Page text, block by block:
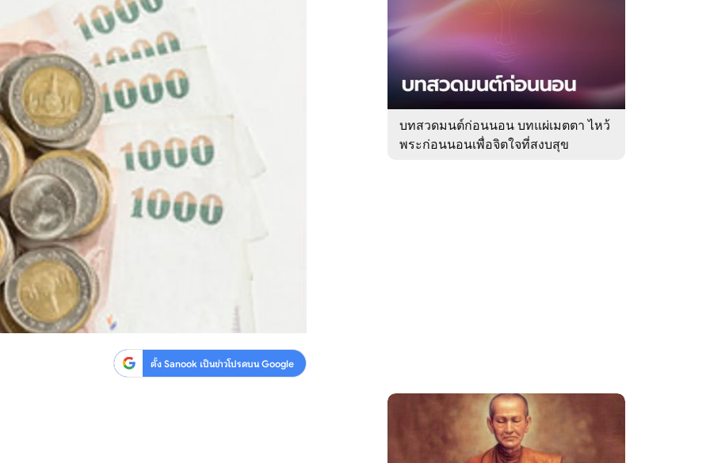
สุขภาพ
เที่ยว-กิน
Tasteful Thailand
Sanook Choice
ลได้ที่
ตั้ง Sanook เป็นข่าวโปรดบน Google
ของ
หมวด
ความ
บทสวดมนต์ก่อนนอน บทแผ่เมตตา ไหว้
พระก่อนนอนเพื่อจิตใจที่สงบสุข